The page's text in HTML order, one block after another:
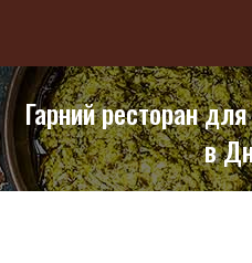
Гарний ресторан
в